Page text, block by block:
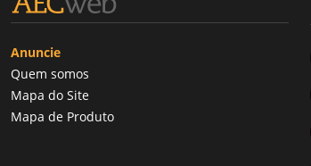
Anuncie
Quem somos
Mapa do Site
Mapa de Produto